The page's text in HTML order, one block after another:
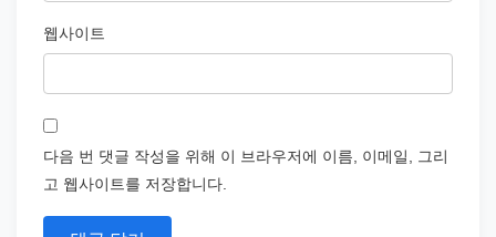
웹사이트
다음 번 댓글 작성을 위해 이 브라우저에 이름, 이메일, 그리
고 웹사이트를 저장합니다.